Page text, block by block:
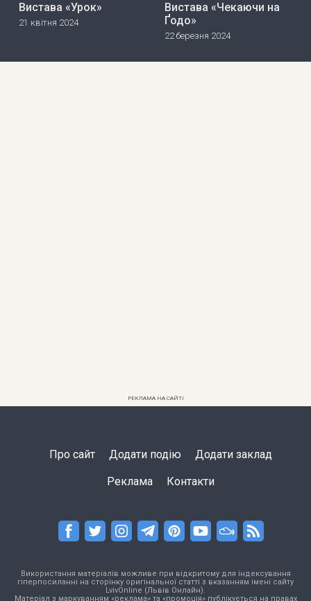
Вистава «Урок»
21 квітня 2024
Вистава «Чекаючи на
Ґодо»
22 березня 2024
РЕКЛАМА НА САЙТІ
Про сайт Додати подію Додати заклад
Реклама Контакти
Використання матеріалів можливе при відкритому для індексування
гіперпосиланні на сторінку оригінальної статті з вказанням імені сайту
LvivOnline (Львів Онлайн).
Матеріал з маркуванням «реклама» та «промоція» публікується на правах